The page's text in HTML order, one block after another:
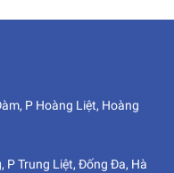
P Hoàng Liệt, Hoàng
P Trung Liệt, Đống Đa, Hà